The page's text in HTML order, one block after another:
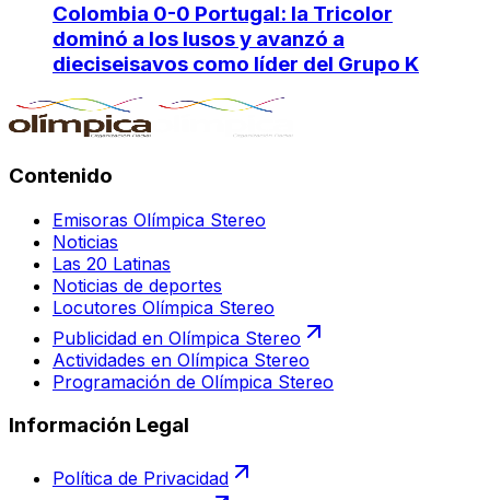
Colombia 0-0 Portugal: la Tricolor
dominó a los lusos y avanzó a
dieciseisavos como líder del Grupo K
Contenido
Emisoras Olímpica Stereo
Noticias
Las 20 Latinas
Noticias de deportes
Locutores Olímpica Stereo
Publicidad en Olímpica Stereo
Actividades en Olímpica Stereo
Programación de Olímpica Stereo
Información Legal
Política de Privacidad